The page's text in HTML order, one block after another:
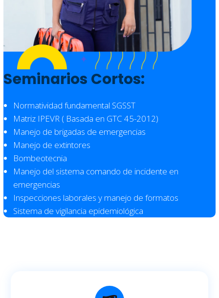
Seminarios Cortos:
Normatividad fundamental SGSST
Matriz IPEVR ( Basada en GTC 45-2012)
Manejo de brigadas de emergencias
Manejo de extintores
Bombeotecnia
Manejo del sistema comando de incidente en
emergencias
Inspecciones laborales y manejo de formatos
Sistema de vigilancia epidemiológica